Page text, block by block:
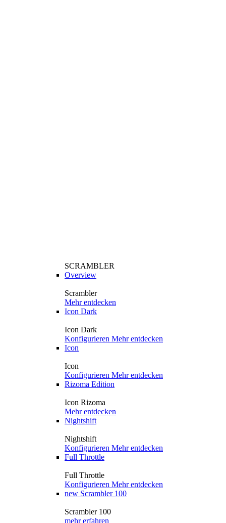
SCRAMBLER
Overview
Scrambler
Mehr entdecken
Icon Dark
Icon Dark
Konfigurieren Mehr entdecken
Icon
Icon
Konfigurieren Mehr entdecken
Rizoma Edition
Icon Rizoma
Mehr entdecken
Nightshift
Nightshift
Konfigurieren Mehr entdecken
Full Throttle
Full Throttle
Konfigurieren Mehr entdecken
new Scrambler 100
Scrambler 100
mehr erfahren